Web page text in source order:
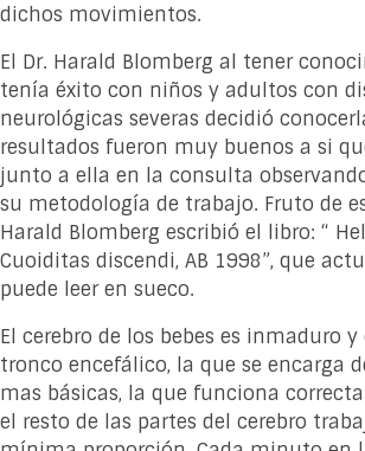
dichos movimientos.
El Dr. Harald Blomberg al tener
tenía éxito con niños y adultos con
neurológicas severas decidió
resultados fueron muy buenos a si
junto a ella en la consulta
su metodología de trabajo. Fruto de
Harald Blomberg escribió el libro: “
Cuoiditas discendi, AB 1998”, que
puede leer en sueco.
El cerebro de los bebes es inmaduro
tronco encefálico, la que se encarga
mas básicas, la que funciona
el resto de las partes del cerebro